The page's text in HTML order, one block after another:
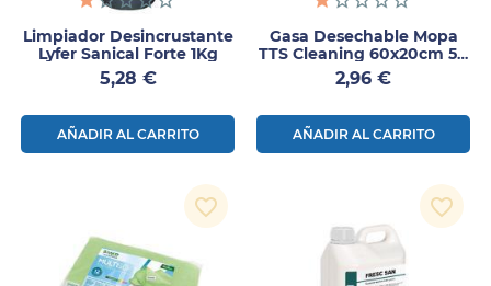
Limpiador Desincrustante
Lyfer Sanical Forte 1Kg
Precio
5,28 €
AÑADIR AL CARRITO
Gasa Desechable Mopa
TTS Cleaning 60x20cm 50
Uds
Precio
2,96 €
AÑADIR AL CARRITO
favorite_border favorite_border